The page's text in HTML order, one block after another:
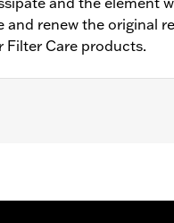
and renew the original
Filter Care products.